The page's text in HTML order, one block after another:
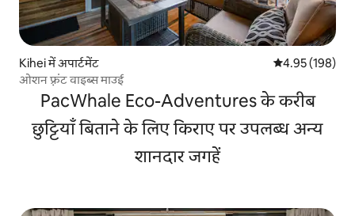
Kihei में अपार्टमेंट औसत रेटिंग 5 में से
4.95 (198)
ओशन फ़्रंट वाइब्स माउई
PacWhale Eco-Adventures के करीब
छुट्टियाँ बिताने के लिए किराए पर उपलब्ध अन्य
शानदार जगहें